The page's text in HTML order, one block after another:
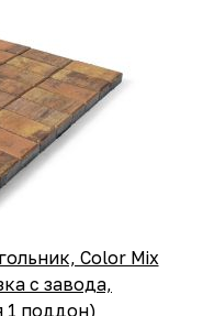
Color Mix
с завода,
1 поддон)